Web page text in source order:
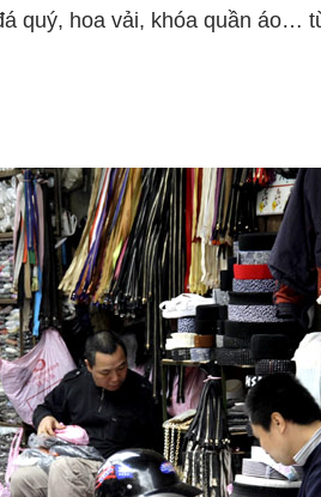
quý, hoa vải, khóa quần áo…